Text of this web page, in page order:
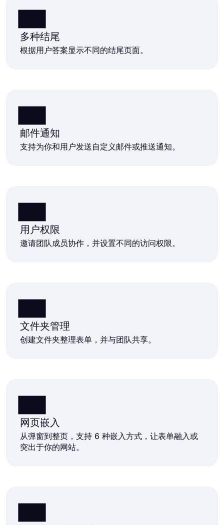
多种结尾
根据用户答案显示不同的结尾页面。
邮件通知
支持为你和用户发送自定义邮件或推送通知。
用户权限
邀请团队成员协作，并设置不同的访问权限。
文件夹管理
创建文件夹整理表单，并与团队共享。
网页嵌入
从弹窗到整页，支持 6 种嵌入方式，让表单融入或
突出于你的网站。